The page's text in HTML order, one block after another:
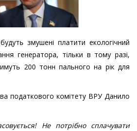
змушені платити екологічний
генератора, тільки в тому разі,
200 тонн пального на рік для
податкового комітету ВРУ Данило
Не потрібно сплачувати